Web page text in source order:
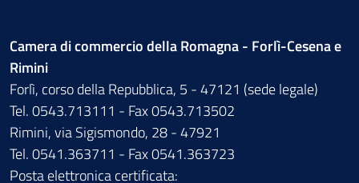
Camera di commercio della Romagna - Forlì-Cesena e
Rimini
Forlì, corso della Repubblica, 5 - 47121 (sede legale)
Tel. 0543.713111 - Fax 0543.713502
Rimini, via Sigismondo, 28 - 47921
Tel. 0541.363711 - Fax 0541.363723
Posta elettronica certificata: